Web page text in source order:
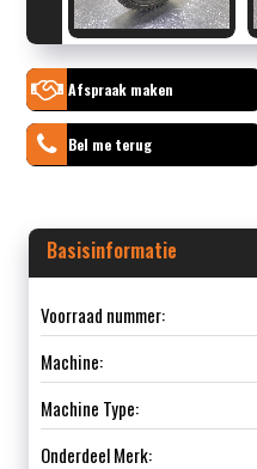
Afspraak maken
Bel me terug
Basisinformatie
Voorraad nummer:
Machine:
Machine Type:
Onderdeel Merk: